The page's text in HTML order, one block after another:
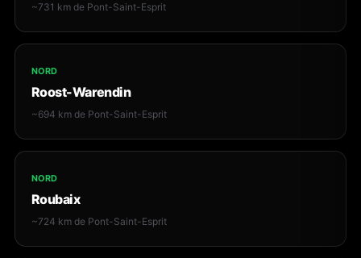
~731 km de Pont-Saint-Esprit
NORD
Roost-Warendin
~694 km de Pont-Saint-Esprit
NORD
Roubaix
~724 km de Pont-Saint-Esprit